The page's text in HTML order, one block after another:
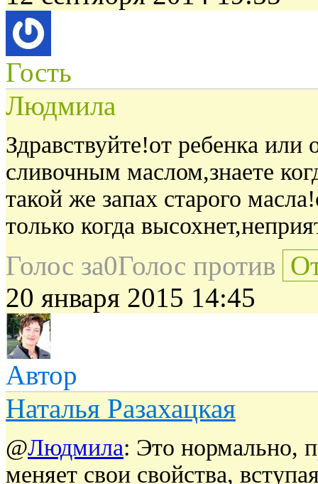
Гость
Людмила
Здравствуйте!от ребенка
сливочным маслом,знаете
такой же запах старого
только когда
Голос за0Голос против
20 января 2015 14:45
Автор
Наталья Разахацкая
@Людмила: Это нормально,
меняет свои свойства,